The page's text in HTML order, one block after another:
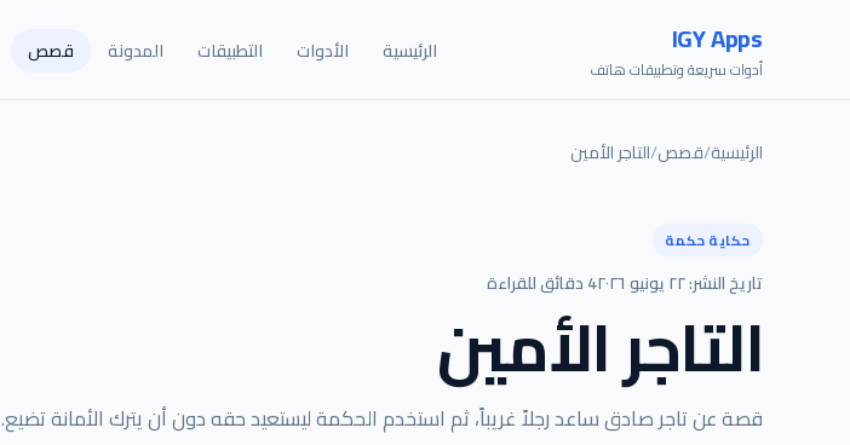
IGY Apps
أدوات سريعة وتطبيقات هاتف
الرئيسية الأدوات التطبيقات المدونة قصص
الرئيسية/قصص/التاجر الأمين
حكاية حكمة
تاريخ النشر: ٢٢ يونيو ٢٠٢٦ 4 دقائق للقراءة
التاجر الأمين
قصة عن تاجر صادق ساعد رجلاً غريباً، ثم استخدم الحكمة ليستعيد حقه دون أن يترك الأمانة تضيع.